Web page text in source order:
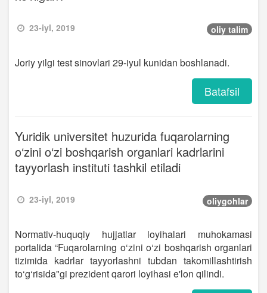
23-iyl, 2019 oliy talim
Joriy yilgi test sinovlari 29-iyul kunidan boshlanadi.
Batafsil
Yuridik universitet huzurida fuqarolarning
o‘zini o‘zi boshqarish organlari kadrlarini
tayyorlash instituti tashkil etiladi
23-iyl, 2019 oliygohlar
Normativ-huquqiy hujjatlar loyihalari muhokamasi
portalida “Fuqarolarning o‘zini o‘zi boshqarish organlari
tizimida kadrlar tayyorlashni tubdan takomillashtirish
to‘g‘risida"gi prezident qarori loyihasi e'lon qilindi.